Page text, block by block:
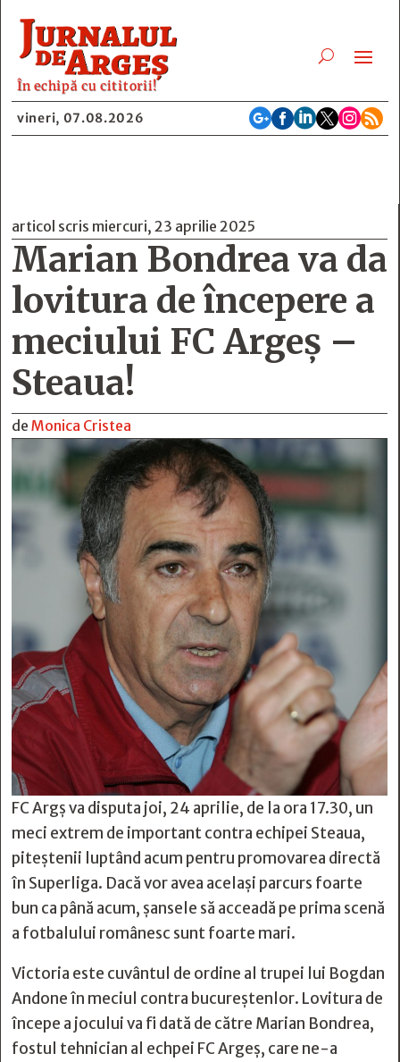
În echipă cu cititorii!
vineri, 07.08.2026 
articol scris miercuri, 23 aprilie 2025
Marian Bondrea va da
lovitura de începere a
meciului FC Argeș –
Steaua!
de Monica Cristea
FC Argș va disputa joi, 24 aprilie, de la ora 17.30, un
meci extrem de important contra echipei Steaua,
piteștenii luptând acum pentru promovarea directă
în Superliga. Dacă vor avea același parcurs foarte
bun ca până acum, șansele să acceadă pe prima scenă
a fotbalului românesc sunt foarte mari.
Victoria este cuvântul de ordine al trupei lui Bogdan
Andone în meciul contra bucureștenlor. Lovitura de
începe a jocului va fi dată de către Marian Bondrea,
fostul tehnician al echpei FC Argeș, care ne-a